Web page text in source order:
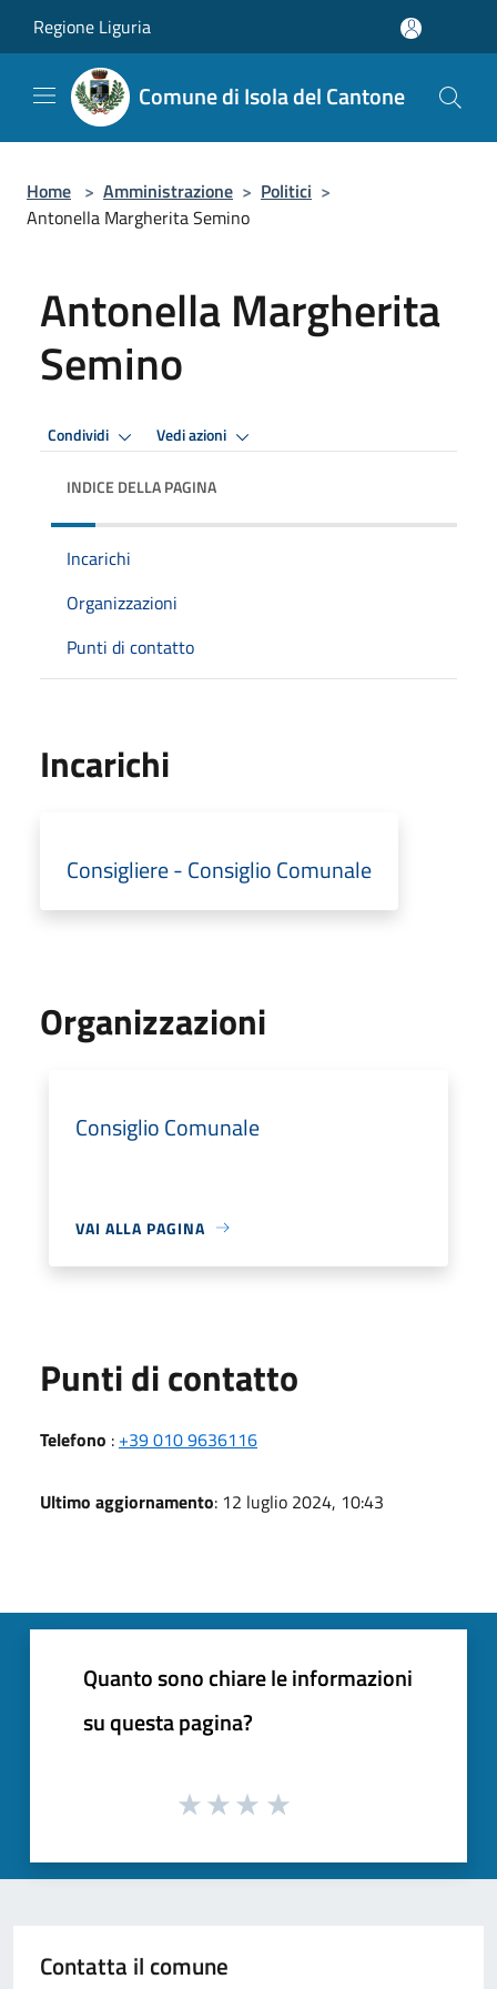
Regione Liguria
Comune di Isola del Cantone
Home > Amministrazione > Politici >
Antonella Margherita Semino
Antonella Margherita
Semino
Condividi Vedi azioni
INDICE DELLA PAGINA
Incarichi
Organizzazioni
Punti di contatto
Incarichi
Consigliere - Consiglio Comunale
Organizzazioni
Consiglio Comunale
VAI ALLA PAGINA
Punti di contatto
Telefono : +39 010 9636116
Ultimo aggiornamento: 12 luglio 2024, 10:43
Quanto sono chiare le informazioni
su questa pagina?
Contatta il comune